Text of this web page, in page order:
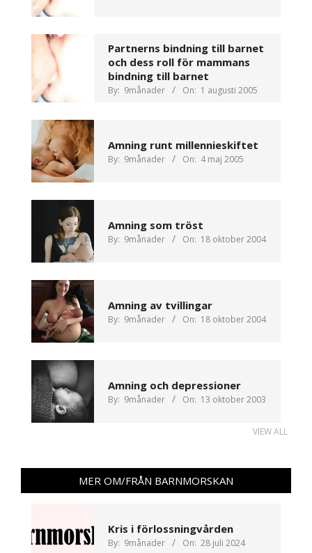
Partnerns bindning till barnet
och dess roll för mammans
bindning till barnet
By: 9månader On: 1 augusti 2005
Amning runt millennieskiftet
By: 9månader On: 4 maj 2005
Amning som tröst
By: 9månader On: 18 oktober 2004
Amning av tvillingar
By: 9månader On: 18 oktober 2004
Amning och depressioner
By: 9månader On: 13 oktober 2003
VIEW ALL
MER OM/FRÅN BARNMORSKAN
Kris i förlossningvården
By: 9månader On: 28 juli 2024